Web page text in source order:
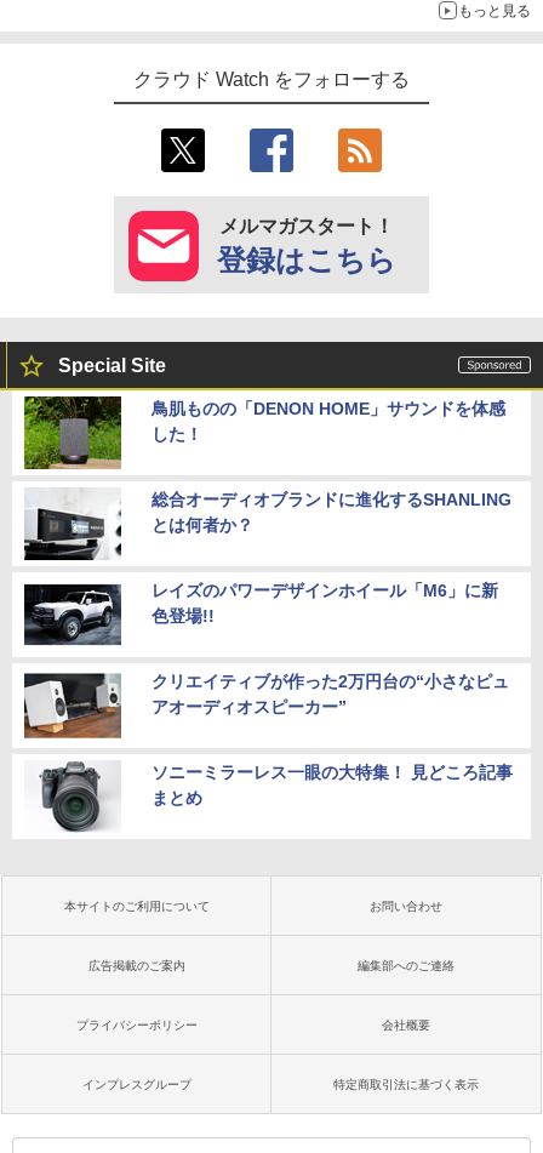
もっと見る
クラウド Watch をフォローする
メルマガスタート！
登録はこちら
Special Site
鳥肌ものの「DENON HOME」サウンドを体感
した！
総合オーディオブランドに進化するSHANLING
とは何者か？
レイズのパワーデザインホイール「M6」に新
色登場!!
クリエイティブが作った2万円台の“小さなピュ
アオーディオスピーカー”
ソニーミラーレス一眼の大特集！ 見どころ記事
まとめ
本サイトのご利用について お問い合わせ
広告掲載のご案内 編集部へのご連絡
プライバシーポリシー 会社概要
インプレスグループ 特定商取引法に基づく表示